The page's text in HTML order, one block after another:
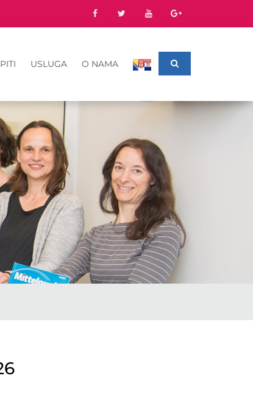
USLUGA O NAMA